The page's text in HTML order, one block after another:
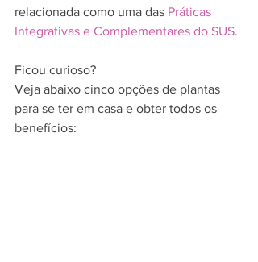
relacionada como uma das Práticas
Integrativas e Complementares do SUS.
Ficou curioso?
Veja abaixo cinco opções de plantas
para se ter em casa e obter todos os
benefícios: